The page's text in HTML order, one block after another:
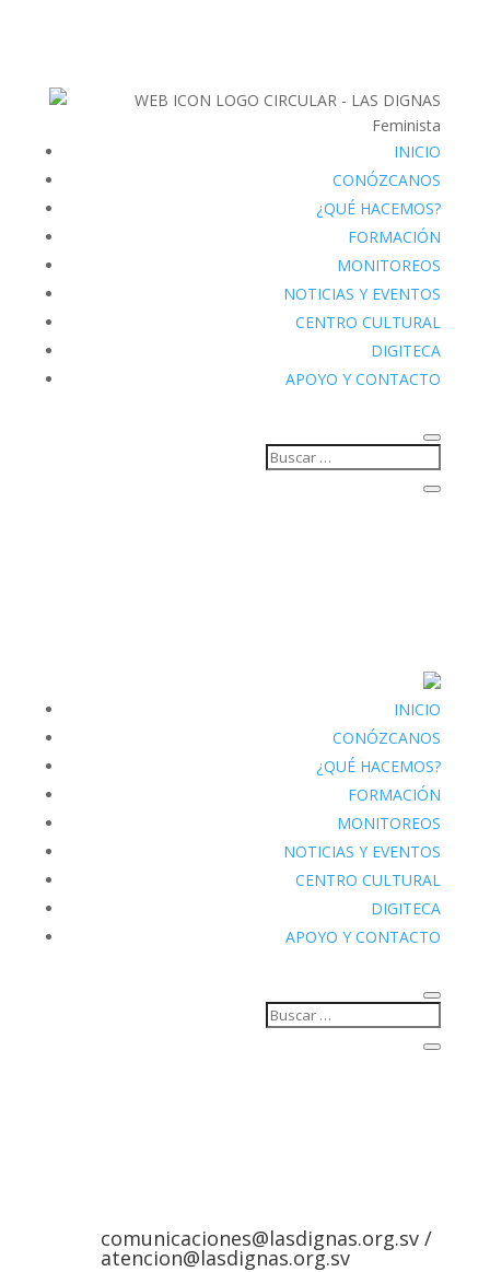
INICIO
CONÓZCANOS
¿QUÉ HACEMOS?
FORMACIÓN
MONITOREOS
NOTICIAS Y EVENTOS
CENTRO CULTURAL
DIGITECA
APOYO Y CONTACTO
INICIO
CONÓZCANOS
¿QUÉ HACEMOS?
FORMACIÓN
MONITOREOS
NOTICIAS Y EVENTOS
CENTRO CULTURAL
DIGITECA
APOYO Y CONTACTO
comunicaciones@lasdignas.org.sv /
atencion@lasdignas.org.sv